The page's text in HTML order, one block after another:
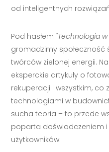
od inteligentnych
Pod hasłem "Technologia
gromadzimy
twórców zielonej energii.
eksperckie artykuły o
rekuperacji i wszystkim, co
technologiami w
sucha teoria – to przede
poparta doświadczeniem
użytkowników.